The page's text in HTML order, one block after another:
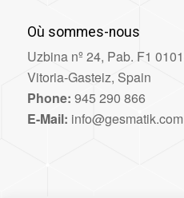
Où sommes-nous
Uzbina nº 24, Pab. F1
Vitoria-Gasteiz, Spain
Phone: 945 290 866
E-Mail: info@gesmatik.com